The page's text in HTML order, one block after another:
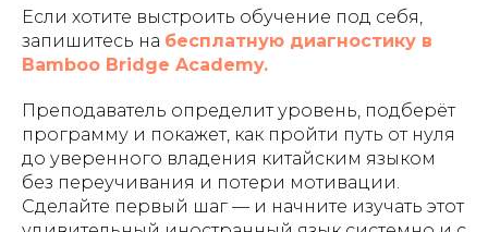
Если хотите выстроить обучение под себя,
запишитесь на бесплатную диагностику в
Bamboo Bridge Academy.
Преподаватель определит уровень, подберёт
программу и покажет, как пройти путь от нуля
до уверенного владения китайским языком
без переучивания и потери мотивации.
Сделайте первый шаг — и начните изучать этот